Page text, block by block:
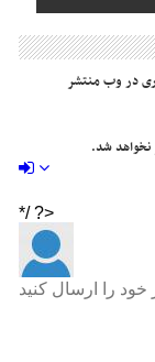
در وب منتشر
نخواهد شد.